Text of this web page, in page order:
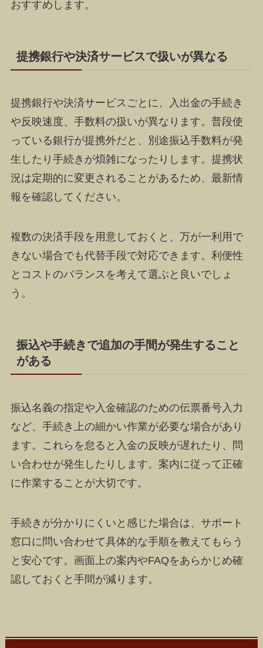
おすすめします。
提携銀行や決済サービスで扱いが異なる
提携銀行や決済サービスごとに、入出金の手続き
や反映速度、手数料の扱いが異なります。普段使
っている銀行が提携外だと、別途振込手数料が発
生したり手続きが煩雑になったりします。提携状
況は定期的に変更されることがあるため、最新情
報を確認してください。
複数の決済手段を用意しておくと、万が一利用で
きない場合でも代替手段で対応できます。利便性
とコストのバランスを考えて選ぶと良いでしょ
う。
振込や手続きで追加の手間が発生すること
がある
振込名義の指定や入金確認のための伝票番号入力
など、手続き上の細かい作業が必要な場合があり
ます。これらを怠ると入金の反映が遅れたり、問
い合わせが発生したりします。案内に従って正確
に作業することが大切です。
手続きが分かりにくいと感じた場合は、サポート
窓口に問い合わせて具体的な手順を教えてもらう
と安心です。画面上の案内やFAQをあらかじめ確
認しておくと手間が減ります。